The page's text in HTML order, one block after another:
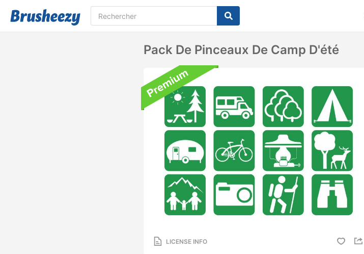
Pack De Pinceaux De Camp D'été
LICENSE INFO